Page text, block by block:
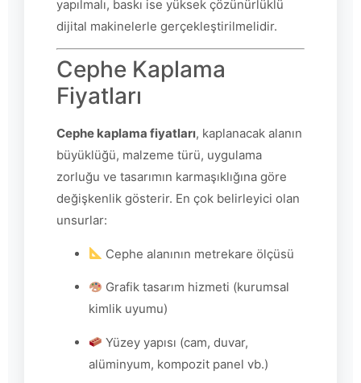
yapılmalı, baskı ise yüksek çözünürlüklü
dijital makinelerle gerçekleştirilmelidir.
Cephe Kaplama
Fiyatları
Cephe kaplama fiyatları, kaplanacak alanın
büyüklüğü, malzeme türü, uygulama
zorluğu ve tasarımın karmaşıklığına göre
değişkenlik gösterir. En çok belirleyici olan
unsurlar:
Cephe alanının metrekare ölçüsü
Grafik tasarım hizmeti (kurumsal
kimlik uyumu)
Yüzey yapısı (cam, duvar,
alüminyum, kompozit panel vb.)